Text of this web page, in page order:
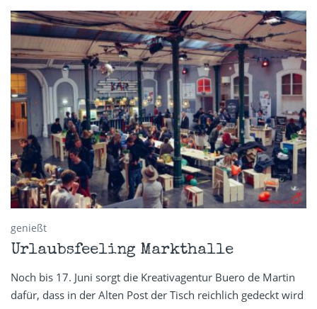
genießt
Urlaubsfeeling Markthalle
Noch bis 17. Juni sorgt die Kreativagentur Buero de Martin
dafür, dass in der Alten Post der Tisch reichlich gedeckt wird